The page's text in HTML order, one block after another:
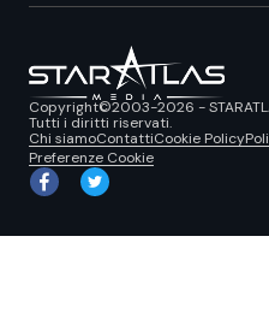
Copyright©2003-2026 -
Tutti i diritti riservati.
Chi siamoContattiCookie Policy
Preferenze Cookie